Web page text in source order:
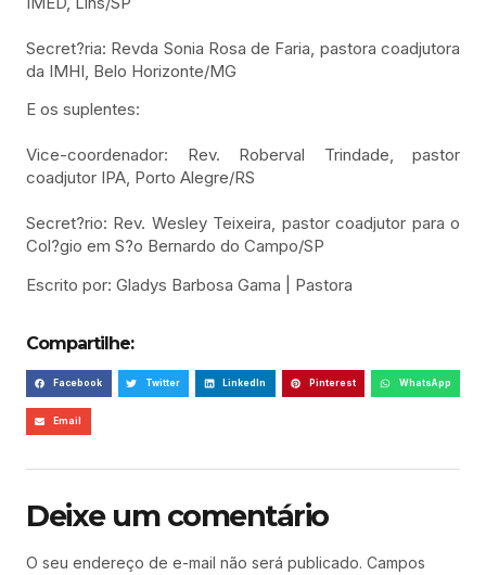
Secret?ria: Revda Sonia Rosa de Faria, pastora coadjutora
da IMHI, Belo Horizonte/MG
E os suplentes:
Vice-coordenador: Rev. Roberval Trindade, pastor
coadjutor IPA, Porto Alegre/RS
Secret?rio: Rev. Wesley Teixeira, pastor coadjutor para o
Col?gio em S?o Bernardo do Campo/SP
Escrito por: Gladys Barbosa Gama | Pastora
Compartilhe:
Facebook Twitter LinkedIn Pinterest WhatsApp
Email
Deixe um comentário
O seu endereço de e-mail não será publicado. Campos